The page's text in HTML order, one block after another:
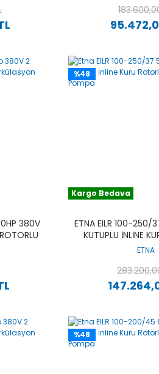
380V
%48
Kargo Bedava
ETNA EILR 100-250/
KUTUPLU İNLINE
ETNA
%48